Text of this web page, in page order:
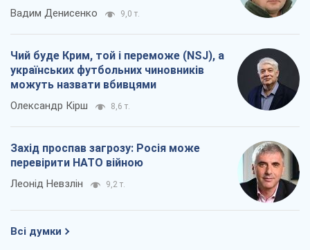
Вадим Денисенко 9,0 т.
Чий буде Крим, той і переможе (NSJ), а
українських футбольних чиновників
можуть назвати вбивцями
Олександр Кірш 8,6 т.
Захід проспав загрозу: Росія може
перевірити НАТО війною
Леонід Невзлін 9,2 т.
Всі думки